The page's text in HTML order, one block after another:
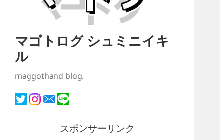
マゴトログ シュミニイキ
ル
maggothand blog.
スポンサーリンク